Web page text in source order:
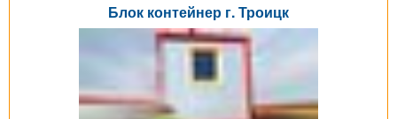
Блок контейнер г. Троицк